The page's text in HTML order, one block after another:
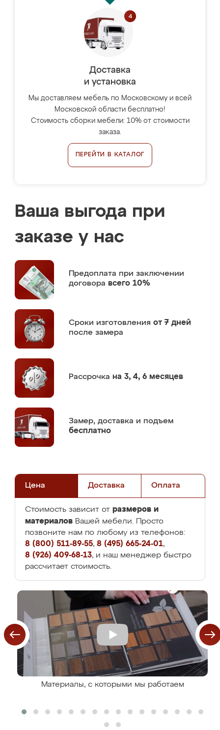
Доставка
и установка
Мы доставляем мебель по Московскому и всей
Московской области бесплатно!
Стоимость сборки мебели: 10% от стоимости
заказа.
ПЕРЕЙТИ В КАТАЛОГ
Ваша выгода при
заказе у нас
Предоплата при заключении
договора всего 10%
Сроки изготовления от 7 дней
после замера
Рассрочка на 3, 4, 6 месяцев
Замер, доставка и подъем
бесплатно
Цена Доставка Оплата
Стоимость зависит от размеров и
материалов Вашей мебели. Просто
позвоните нам по любому из телефонов:
8 (800) 511-89-55, 8 (495) 665-24-01,
8 (926) 409-68-13, и наш менеджер быстро
рассчитает стоимость.
Материалы, с которыми мы работаем